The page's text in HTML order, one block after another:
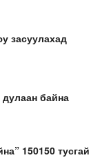
засуулахад
дулаан байна
150150 тусгай